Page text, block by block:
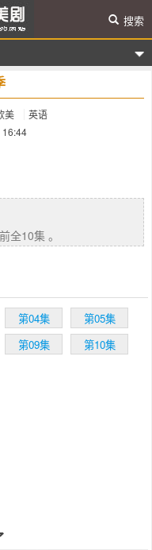
搜索
美
英语
全10集 。
第04集
第05集
第09集 第10集